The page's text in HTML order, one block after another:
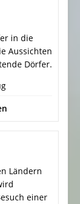
in die
Aussichten
Dörfer.
Ländern
einer